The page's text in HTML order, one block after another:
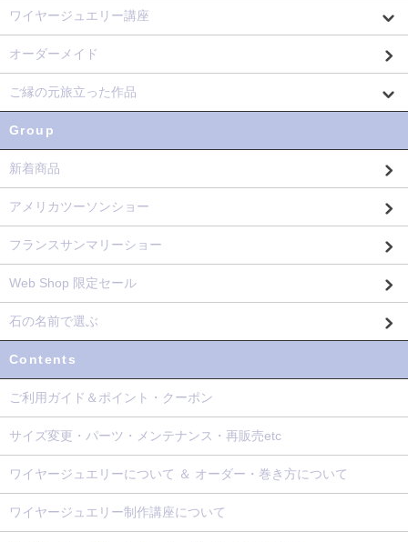
ワイヤージュエリー講座
オーダーメイド
ご縁の元旅立った作品
Group
新着商品
アメリカツーソンショー
フランスサンマリーショー
Web Shop 限定セール
石の名前で選ぶ
Contents
ご利用ガイド＆ポイント・クーポン
サイズ変更・パーツ・メンテナンス・再販売etc
ワイヤージュエリーについて ＆ オーダー・巻き方について
ワイヤージュエリー制作講座について